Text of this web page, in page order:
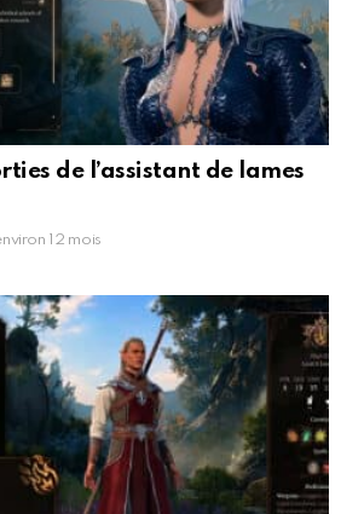
de l’assistant de lames
12 mois